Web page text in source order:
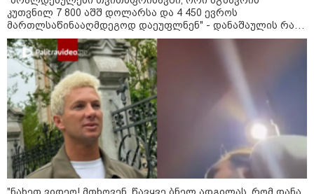
აგვისტოს?
11:19 / 10-08-2026
"როცა თემურმა პირველად
მნახა, ჯერ კიდევ ნიკოს ცოლი
ვიყავი... მითხრეს, თემურ
უგულავას მოეწონეო" - ეკა
ნიჟარაძე მისი და ცნობილი
ბიზნესმენის ურთიერთობაზე
09:16 / 10-08-2026
"მთის მხარეს ცოცხალი იპოვეს"
- ვინ არის მამაკაცი, რომელმაც
ადიდებულ მდინარეში შესული
კუთვნილ 7 800 აშშ დოლარსა და 4 450 ევროს
მართლსაწინააღმდეგოდ დაეუფლნენ" - დანაშაულის რა
დეტალები ხდება ცნობილი?